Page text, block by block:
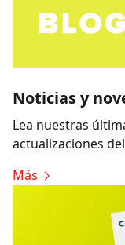
Noticias y
Lea nuestras
actualizaciones
Más